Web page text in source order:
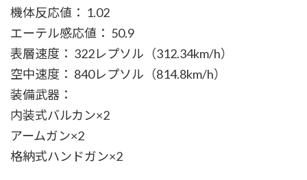
機体反応値： 1.02
エーテル感応値： 50.9
表層速度： 322レプソル（312.34km/h）
空中速度： 840レプソル（814.8km/h）
装備武器：
内装式バルカン×2
アームガン×2
格納式ハンドガン×2